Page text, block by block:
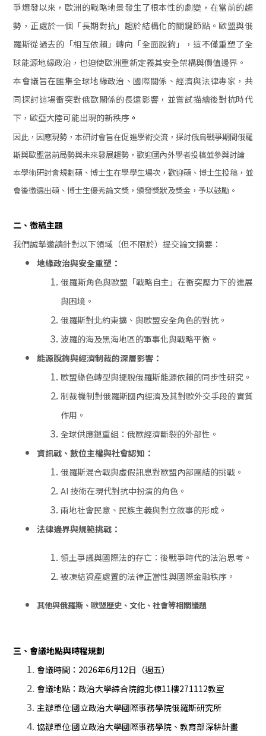
爭爆發以來，歐洲的戰略地景發生了根本性的劇變，在當前的趨
勢，正處於一個「長期對抗」趨於結構化的關鍵節點。歐盟與俄
羅斯從過去的「相互依賴」轉向「全面脫鉤」，這不僅重塑了全
球能源地緣政治，也迫使歐洲重新定義其安全架構與價值邊界。
本會議旨在匯集全球地緣政治、國際關係、經濟與法律專家，共
同探討這場衝突對俄歐關係的長遠影響，並嘗試描繪後對抗時代
下，歐亞大陸可能出現的新秩序 。
因此，因應現勢，本研討會旨在促進學術交流，探討俄烏戰爭期間俄羅
斯與歐盟當前局勢與未來發展趨勢，歡迎國內外學者投稿並參與討論
本學術研討會規劃碩、博士生在學學生場次，歡迎碩、博士生投稿，並
會後徵選出碩、博士生優秀論文獎，頒發獎狀及獎金，予以鼓勵。
二、徵稿主題
我們誠摯邀請針對以下領域（但不限於）提交論文摘要：
地緣政治與安全重塑：
俄羅斯角色與歐盟「戰略自主」在衝突壓力下的進展
與困境。
俄羅斯對北約東擴、與歐盟安全角色的對抗。
波羅的海及黑海地區的軍事化與戰略平衡。
能源脫鉤與經濟制裁的深層影響：
歐盟綠色轉型與擺脫俄羅斯能源依賴的同步性研究。
制裁機制對俄羅斯國內經濟及其對歐外交手段的實質
作用。
全球供應鏈重組：俄歐經濟斷裂的外部性。
資訊戰、數位主權與社會認知：
俄羅斯混合戰與虛假訊息對歐盟內部團結的挑戰。
AI 技術在現代對抗中扮演的角色。
兩地社會民意、民族主義與對立敘事的形成。
法律邊界與規範挑戰：
領土爭議與國際法的存亡：後戰爭時代的法治思考。
被凍結資產處置的法律正當性與國際金融秩序。
其他與俄羅斯、歐盟歷史、文化、社會等相關議題
三、會議地點與時程規劃
會議時間：2026年6月12日（週五）
會議地點：政治大學綜合院館北棟11樓271112教室
主辦單位:國立政治大學國際事務學院俄羅斯研究所
協辦單位:國立政治大學國際事務學院、教育部深耕計畫